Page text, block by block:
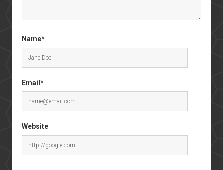
Name*
Email*
Website